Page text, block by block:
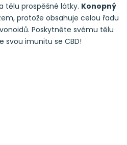
tělu prospěšné látky. Konopný
protože obsahuje celou řadu
Poskytněte svému tělu
svou imunitu se CBD!